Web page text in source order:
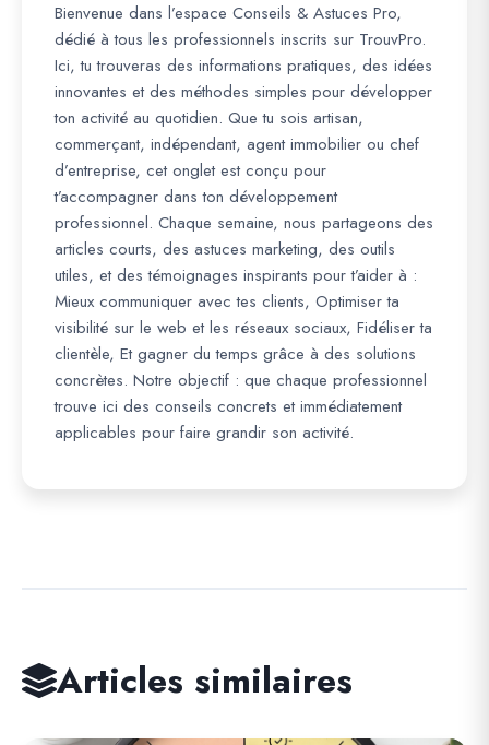
Bienvenue dans l’espace Conseils & Astuces Pro,
dédié à tous les professionnels inscrits sur TrouvPro.
Ici, tu trouveras des informations pratiques, des idées
innovantes et des méthodes simples pour développer
ton activité au quotidien. Que tu sois artisan,
commerçant, indépendant, agent immobilier ou chef
d’entreprise, cet onglet est conçu pour
t’accompagner dans ton développement
professionnel. Chaque semaine, nous partageons des
articles courts, des astuces marketing, des outils
utiles, et des témoignages inspirants pour t’aider à :
Mieux communiquer avec tes clients, Optimiser ta
visibilité sur le web et les réseaux sociaux, Fidéliser ta
clientèle, Et gagner du temps grâce à des solutions
concrètes. Notre objectif : que chaque professionnel
trouve ici des conseils concrets et immédiatement
applicables pour faire grandir son activité.
Articles similaires